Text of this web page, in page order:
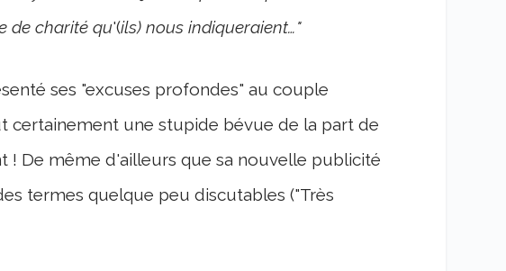
de charité qu'(ils) nous indiqueraient…"
ses "excuses profondes" au couple
certainement une stupide bévue de la part de
! De même d'ailleurs que sa nouvelle publicité
termes quelque peu discutables ("Très